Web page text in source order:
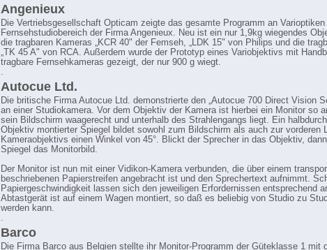
Angenieux
Die Vertriebsgesellschaft Opticam zeigte das gesamte Programm an Varioptiken
Fernsehstudiobereich der Firma Angenieux. Neu ist ein nur 1,9kg wiegendes
die tragbaren Kameras „KCR 40" der Femseh, „LDK 15" von Philips und die
„TK 45 A" von RCA. Außerdem wurde der Prototyp eines Variobjektivs mit
tragbare Fernsehkameras gezeigt, der nur 900 g wiegt.
.
Autocue Ltd.
Die britische Firma Autocue Ltd. demonstrierte den „Autocue 700 Direct Vision
an einer Studiokamera. Vor dem Objektiv der Kamera ist hierbei ein Monitor so
sein Bildschirm waagerecht und unterhalb des Strahlengangs liegt. Ein
Objektiv montierter Spiegel bildet sowohl zum Bildschirm als auch zur vorderen
Kameraobjektivs einen Winkel von 45°. Blickt der Sprecher in das Objektiv,
Spiegel das Monitorbild.
Der Monitor ist nun mit einer Vidikon-Kamera verbunden, die über einem
beschriebenen Papierstreifen angebracht ist und den Sprechertext aufnimmt.
Papiergeschwindigkeit lassen sich den jeweiligen Erfordernissen entsprechend
Abtastgerät ist auf einem Wagen montiert, so daß es beliebig von Studio zu
werden kann.
.
Barco
Die Firma Barco aus Belgien stellte ihr Monitor-Programm der Güteklasse 1 mit